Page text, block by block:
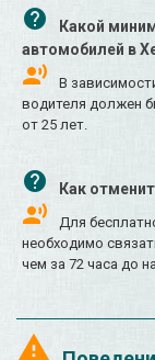
Какой
автомобилей в
В
водителя должен
от 25 лет.
Как
Для
необходимо
чем за 72 часа до